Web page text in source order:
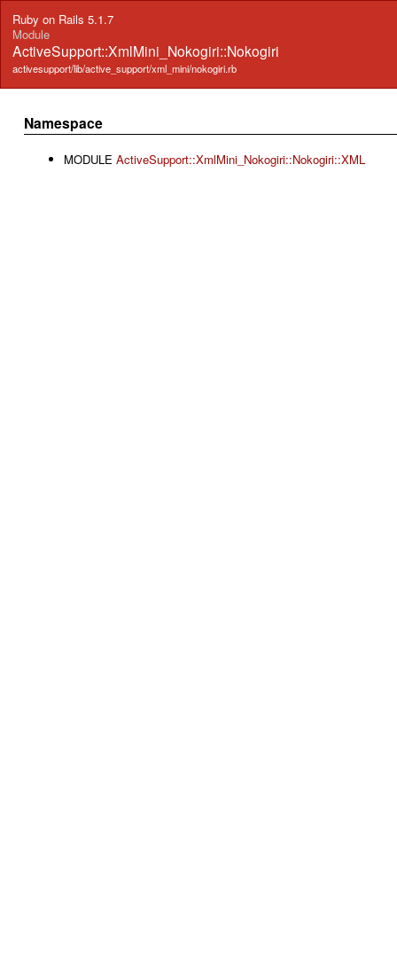
Ruby on Rails 5.1.7
Module
ActiveSupport::XmlMini_Nokogiri::Nokogiri
activesupport/lib/active_support/xml_mini/nokogiri.rb
Namespace
MODULE ActiveSupport::XmlMini_Nokogiri::Nokogiri::XML